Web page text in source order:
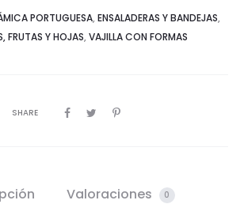
PORTUGUESA, ENSALADERAS Y BANDEJAS,
FRUTAS Y HOJAS, VAJILLA CON FORMAS
SHARE
Valoraciones 0